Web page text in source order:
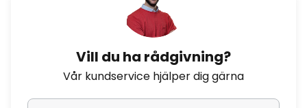
Vill du ha rådgivning?
Vår kundservice hjälper dig gärna